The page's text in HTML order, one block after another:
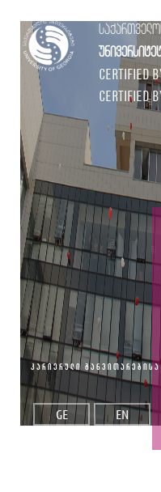
Certified
Certified
GE EN
კარიერული